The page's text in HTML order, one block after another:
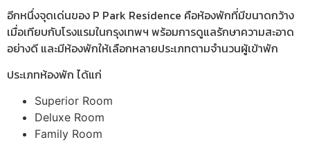
อีกหนึ่งจุดเด่นของ P Park Residence คือห้องพักที่มีขนาดกว้าง
เมื่อเทียบกับโรงแรมในกรุงเทพฯ พร้อมการดูแลรักษาความสะอาด
อย่างดี และมีห้องพักให้เลือกหลายประเภทตามจำนวนผู้เข้าพัก
ประเภทห้องพัก ได้แก่
Superior Room
Deluxe Room
Family Room